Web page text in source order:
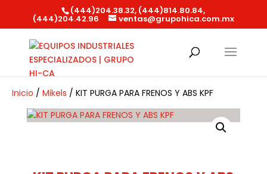
(444)204.38.32, (444)814.80.84,
(444)204.42.96 ventas@grupohica.com.mx
Inicio / Mikels / KIT PURGA PARA FRENOS Y ABS KPF